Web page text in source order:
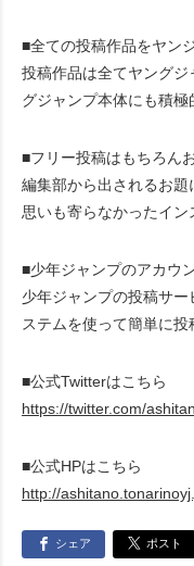
■全ての投稿作品をヤン
投稿作品は全てヤング
グジャンプ本体にも積極
■フリー投稿はもちろん
編集部から出されるお題
思いも寄らなかったイン
■少年ジャンプのアカウ
少年ジャンプの投稿サ
ステムを使って簡単に投
■公式Twitterはこちら
https://twitter.com/
■公式HPはこちら
http://
シェア ポスト